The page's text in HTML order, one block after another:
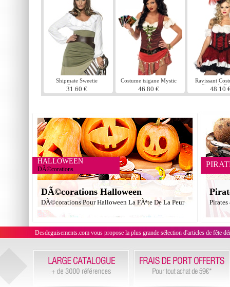
Shipmate Sweetie
Costume
31.60 €
Costume tsigane Mystic
46.80 €
Ravissant
Pirate de
48.10
HALLOWEEN
DÃ©corations
DÃ©corations Halloween
DÃ©corations Pour Halloween La FÃªte De La Peur Pirates
Desdeguisements.com vous propose la plus grande sélection d'articles de fête